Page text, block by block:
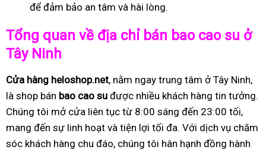
để đảm bảo an tâm và hài lòng.
Tổng quan về địa chỉ bán bao cao su ở
Tây Ninh
Cửa hàng heloshop.net, nằm ngay trung tâm ở Tây Ninh,
là shop bán bao cao su được nhiều khách hàng tin tưởng.
Chúng tôi mở cửa liên tục từ 8:00 sáng đến 23:00 tối,
mang đến sự linh hoạt và tiện lợi tối đa. Với dịch vụ chăm
sóc khách hàng chu đáo, chúng tôi hân hạnh đồng hành